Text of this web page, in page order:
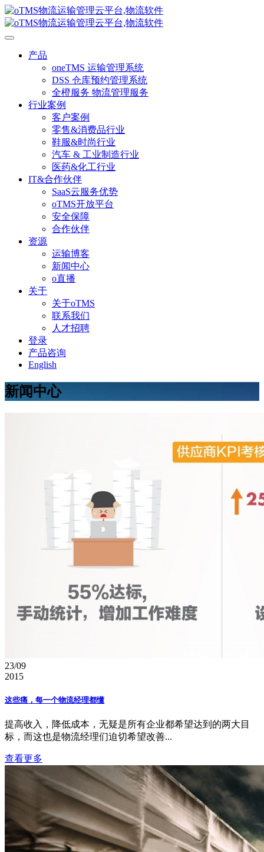
产品
oneTMS 运输管理系统
DSS 仓库预约管理系统
全橙服务 物流管理服务
行业案例
客户案例
零售&消费品行业
鞋服&时尚行业
汽车 & 工业制造行业
医药&化工行业
IT&合作伙伴
SaaS云服务优势
oTMS开放平台
安全保障
合作伙伴
资源
运输博客
新闻中心
o直播
关于
关于oTMS
联系我们
人才招聘
登录
产品咨询
English
新闻中心
23/09
2015
这些痛，每一个物流经理都懂
提高收入，降低成本，无疑是所有企业都希望达到的两大目
标，而这也是物流经理们迫切希望改善...
查看更多